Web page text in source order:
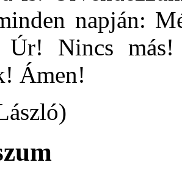
napján:
Nincs
Ámen!